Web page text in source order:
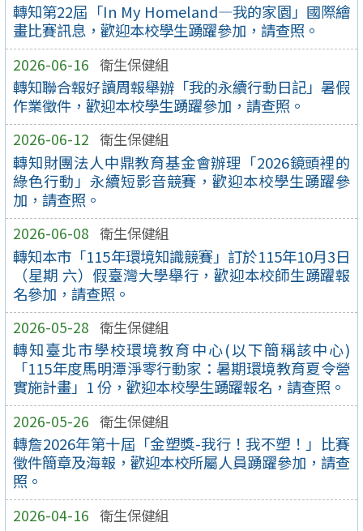
轉知第22屆「In My Homeland—我的家園」國際繪
畫比賽訊息，歡迎本校學生踴躍參加，請查照。
2026-06-16 衛生保健組
轉知聯合報好讀周報舉辦「我的永續行動日記」暑假
作業徵件，歡迎本校學生踴躍參加，請查照。
2026-06-12 衛生保健組
轉知財團法人中鼎教育基金會辦理「2026鏡頭裡的
綠色行動」永續短影音競賽，歡迎本校學生踴躍參
加，請查照。
2026-06-08 衛生保健組
轉知本市「115年環境知識競賽」訂於115年10月3日
（星期 六）假臺灣大學舉行，歡迎本校師生踴躍報
名參加，請查照。
2026-05-28 衛生保健組
轉知臺北市學校環境教育中心(以下簡稱該中心)
「115年度馬明潭淨零行動家：暑期環境教育夏令營
實施計畫」1 份，歡迎本校學生踴躍報名，請查照。
2026-05-26 衛生保健組
轉詹2026年第十屆「金塑獎-我行！我不塑！」比賽
徵件簡章及海報，歡迎本校所屬人員踴躍參加，請查
照。
2026-04-16 衛生保健組